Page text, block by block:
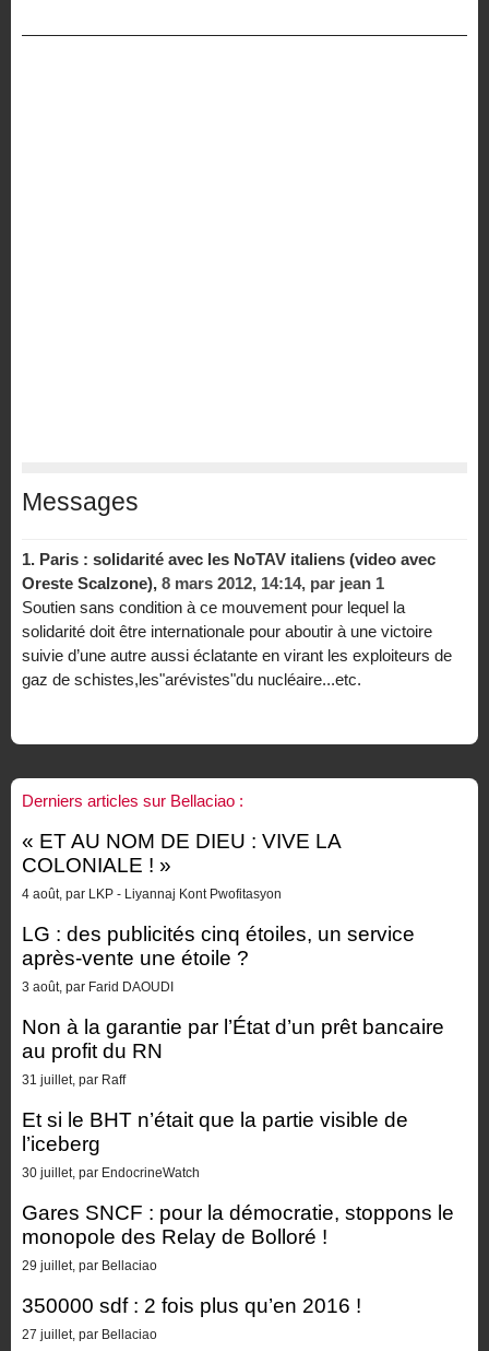
Messages
1. Paris : solidarité avec les NoTAV italiens (video avec
Oreste Scalzone), 8 mars 2012, 14:14, par jean 1
Soutien sans condition à ce mouvement pour lequel la
solidarité doit être internationale pour aboutir à une victoire
suivie d’une autre aussi éclatante en virant les exploiteurs de
gaz de schistes,les"arévistes"du nucléaire...etc.
Derniers articles sur Bellaciao :
« ET AU NOM DE DIEU : VIVE LA
COLONIALE ! »
4 août, par LKP - Liyannaj Kont Pwofitasyon
LG : des publicités cinq étoiles, un service
après-vente une étoile ?
3 août, par Farid DAOUDI
Non à la garantie par l’État d’un prêt bancaire
au profit du RN
31 juillet, par Raff
Et si le BHT n’était que la partie visible de
l’iceberg
30 juillet, par EndocrineWatch
Gares SNCF : pour la démocratie, stoppons le
monopole des Relay de Bolloré !
29 juillet, par Bellaciao
350000 sdf : 2 fois plus qu’en 2016 !
27 juillet, par Bellaciao